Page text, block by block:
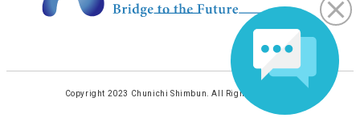
Copyright 2023 Chunichi Shimbun. All Rights Reserved.